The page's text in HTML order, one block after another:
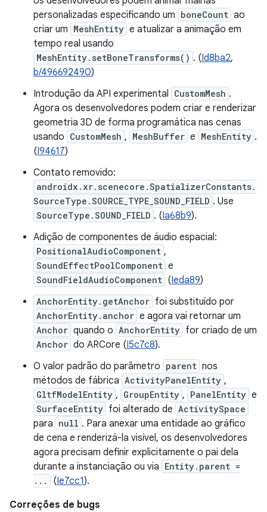
personalizadas especificando um boneCount ao
criar um MeshEntity e atualizar a animação em
tempo real usando
MeshEntity.setBoneTransforms() . (Id8ba2,
b/496692490)
Introdução da API experimental CustomMesh .
Agora os desenvolvedores podem criar e renderizar
geometria 3D de forma programática nas cenas
usando CustomMesh , MeshBuffer e MeshEntity .
(I94617)
Contato removido:
androidx.xr.scenecore.SpatializerConstants.
SourceType.SOURCE_TYPE_SOUND_FIELD . Use
SourceType.SOUND_FIELD . (Ia68b9).
Adição de componentes de áudio espacial:
PositionalAudioComponent ,
SoundEffectPoolComponent e
SoundFieldAudioComponent (Ieda89)
AnchorEntity.getAnchor foi substituído por
AnchorEntity.anchor e agora vai retornar um
Anchor quando o AnchorEntity for criado de um
Anchor do ARCore (I5c7c8).
O valor padrão do parâmetro parent nos
métodos de fábrica ActivityPanelEntity ,
GltfModelEntity , GroupEntity , PanelEntity e
SurfaceEntity foi alterado de ActivitySpace
para null . Para anexar uma entidade ao gráfico
de cena e renderizá-la visível, os desenvolvedores
agora precisam definir explicitamente o pai dela
durante a instanciação ou via Entity.parent =
...
(Ie7cc1).
Correções de bugs